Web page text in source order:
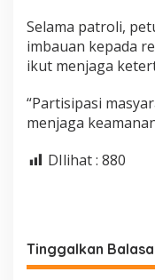
Selama patroli,
imbauan kepada
ikut menjaga
“Partisipasi
menjaga
DIlihat : 880
Tinggalkan